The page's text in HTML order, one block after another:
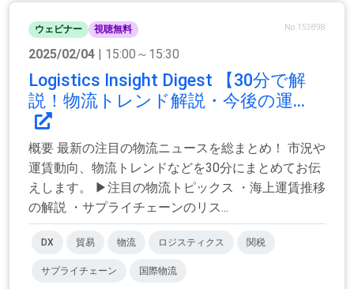
ウェビナー 視聴無料 No.153898
2025/02/04 | 15:00～15:30
Logistics Insight Digest 【30分で解
説！物流トレンド解説・今後の運...
概要 最新の注目の物流ニュースを総まとめ！ 市況や
運賃動向、物流トレンドなどを30分にまとめてお伝
えします。 ▶注目の物流トピックス ・海上運賃推移
の解説 ・サプライチェーンのリス...
DX 貿易 物流 ロジスティクス 関税
サプライチェーン 国際物流